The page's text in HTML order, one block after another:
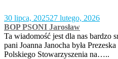
30 lipca, 202527 lutego, 2026
BOP PSONI Jarosław
Ta wiadomość jest dla nas bardzo
pani Joanna Janocha była
Polskiego Stowarzyszenia na…..